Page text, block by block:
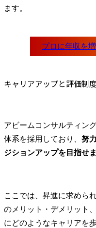
ます。
キャリアアップと評価制
アビームコンサルティン
体系を採用しており、努
ジションアップを目指せ
ここでは、昇進に求めら
のメリット・デメリット
にどのようなキャリアを